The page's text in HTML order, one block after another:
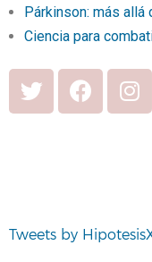
Párkinson: más
Ciencia para
Tweets by